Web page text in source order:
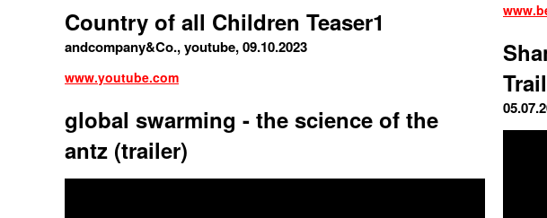
Country of all Children Teaser1
andcompany&Co., youtube, 09.10.2023
www.youtube.com
global swarming - the science of the
antz (trailer)